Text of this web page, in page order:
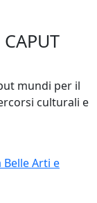
mundi per il
culturali e